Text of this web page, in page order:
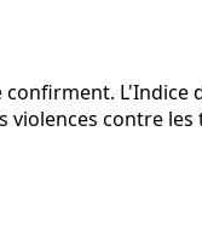
L'Indice
violences contre